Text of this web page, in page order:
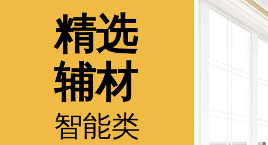
精选
辅材
智能类